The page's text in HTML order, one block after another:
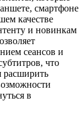
смартфоне
качестве
и новинкам
сеансов и
что
расширить
в